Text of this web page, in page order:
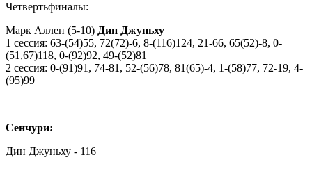
Четвертьфиналы:
Марк Аллен (5-10) Дин Джуньху
1 сессия: 63-(54)55, 72(72)-6, 8-(116)124, 21-66, 65(52)-8, 0-
(51,67)118, 0-(92)92, 49-(52)81
2 сессия: 0-(91)91, 74-81, 52-(56)78, 81(65)-4, 1-(58)77, 72-19, 4-
(95)99
Сенчури:
Дин Джуньху - 116